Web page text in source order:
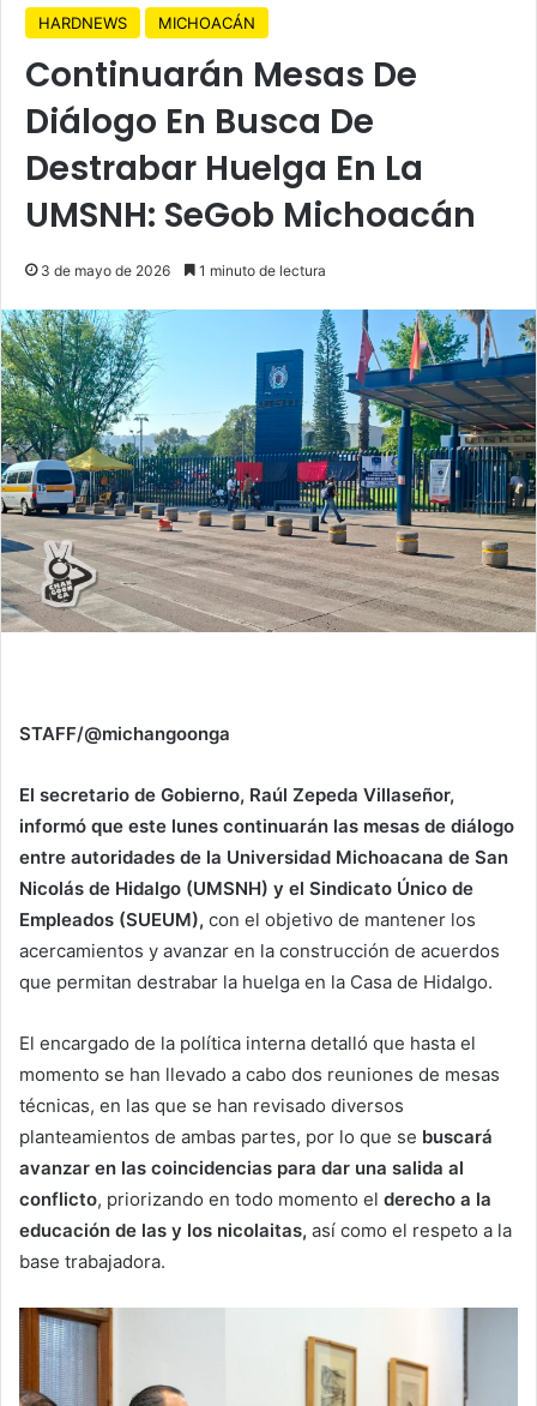
HARDNEWS MICHOACÁN
Continuarán Mesas De
Diálogo En Busca De
Destrabar Huelga En La
UMSNH: SeGob Michoacán
3 de mayo de 2026 1 minuto de lectura
STAFF/@michangoonga
El secretario de Gobierno, Raúl Zepeda Villaseñor,
informó que este lunes continuarán las mesas de diálogo
entre autoridades de la Universidad Michoacana de San
Nicolás de Hidalgo (UMSNH) y el Sindicato Único de
Empleados (SUEUM), con el objetivo de mantener los
acercamientos y avanzar en la construcción de acuerdos
que permitan destrabar la huelga en la Casa de Hidalgo.
El encargado de la política interna detalló que hasta el
momento se han llevado a cabo dos reuniones de mesas
técnicas, en las que se han revisado diversos
planteamientos de ambas partes, por lo que se buscará
avanzar en las coincidencias para dar una salida al
conflicto, priorizando en todo momento el derecho a la
educación de las y los nicolaitas, así como el respeto a la
base trabajadora.